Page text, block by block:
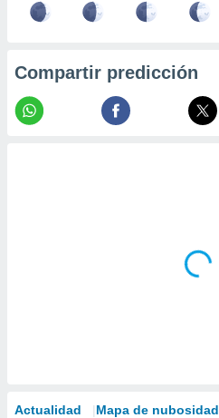
Compartir predicción
Actualidad Mapa de nubosidad